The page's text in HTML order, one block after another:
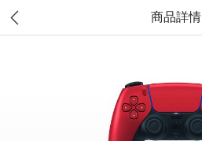
商品詳情